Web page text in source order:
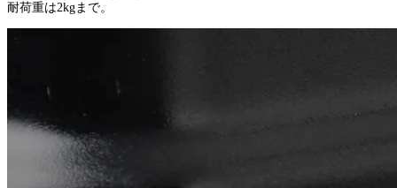
耐荷重は2kgまで。